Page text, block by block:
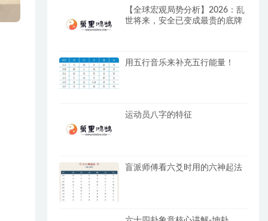
【全球宏观局势分析】2026：乱
世将来，安全已变成最贵的底牌
用五行音乐来补充五行能量！
运动员八字的特征
盲派师傅看六爻时用的六神起法